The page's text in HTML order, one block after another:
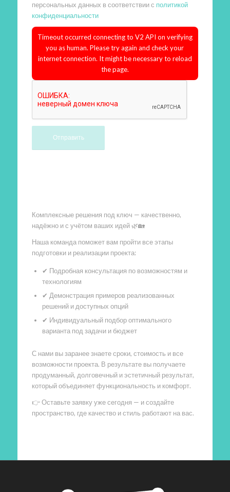
персональных данных в соответствии с политикой
конфиденциальности
Timeout occurred connecting to V2 API on verifying
you as human. Please try again and check your
internet connection. It might be necessary to reload
the page.
Комплексные решения под ключ — качественно,
надёжно и с учётом ваших идей 🌿🏡
Наша команда поможет вам пройти все этапы
подготовки и реализации проекта:
✔ Подробная консультация по возможностям и
технологиям
✔ Демонстрация примеров реализованных
решений и доступных опций
✔ Индивидуальный подбор оптимального
варианта под задачи и бюджет
С нами вы заранее знаете сроки, стоимость и все
возможности проекта. В результате вы получаете
продуманный, долговечный и эстетичный результат,
который объединяет функциональность и комфорт.
👉 Оставьте заявку уже сегодня — и создайте
пространство, где качество и стиль работают на вас.